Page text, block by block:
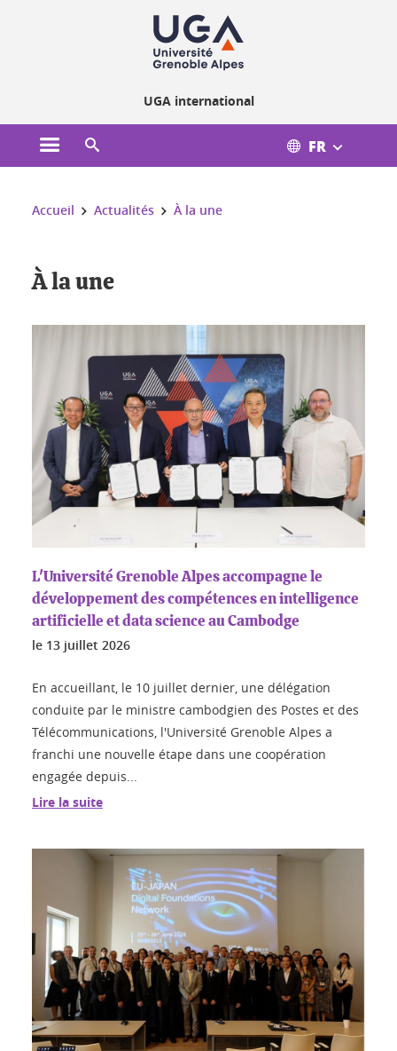
UGA international
Ouvrir le menu principal FR
Vous êtes ici :
Accueil Actualités À la une
À la une
L'Université Grenoble Alpes accompagne le
développement des compétences en intelligence
artificielle et data science au Cambodge
le 13 juillet 2026
En accueillant, le 10 juillet dernier, une délégation
conduite par le ministre cambodgien des Postes et des
Télécommunications, l'Université Grenoble Alpes a
franchi une nouvelle étape dans une coopération
engagée depuis...
Lire la suite